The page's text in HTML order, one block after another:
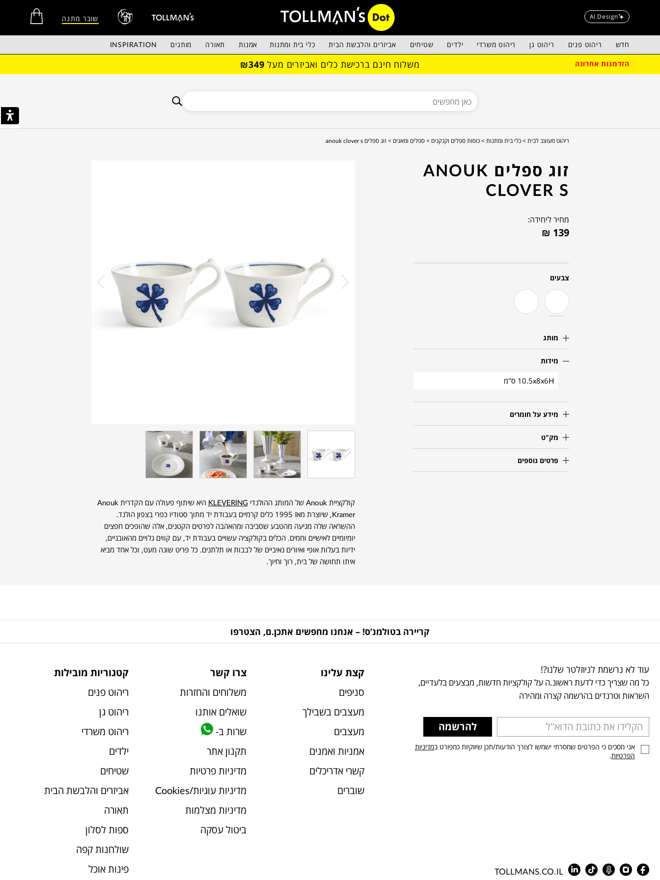
AI Design שובר מתנה
חדש ריהוט פנים ריהוט גן ריהוט משרדי ילדים שטיחים אביזרים והלבשת הבית כלי בית ומתנות אמנות תאורה מותגים INSPIRATION
הזדמנות אחרונה משלוח חינם ברכישת כלים ואביזרים מעל ₪349
ריהוט מעוצב לבית > כלי בית ומתנות > כוסות ספלים וקנקנים > ספלים ומאגים > זוג ספלים anouk clover s
זוג ספלים ANOUK
CLOVER S
מחיר ליחידה:
₪ 139
צבעים
מותג
מידות
10.5x8x6H ס"מ
מידע על חומרים
מק"ט
פרטים נוספים
קולקציית Anouk של המותג ההולנדי KLEVERING
היא שיתוף פעולה עם הקדרית Anouk
Kramer, שיוצרת מאז 1995 כלים קרמיים בעבודת יד מתוך סטודיו כפרי בצפון הולנד.
ההשראה שלה מגיעה מהטבע שסביבה ומהאהבה לפרטים הקטנים, אלה שהופכים חפצים
יומיומיים לאישיים וחמים. הכלים בקולקציה עשויים בעבודת יד, עם קווים גלויים מהאובניים,
ידיות בעלות אופי ואיורים נאיביים של לבבות או תלתנים. כל פריט שונה מעט, וכל אחד מביא
איתו תחושה של בית, רוך וחיוך.
קריירה בטולמנ’ס! – אנחנו מחפשים אתכן.ם, הצטרפו
עוד לא נרשמת לניוזלטר שלנו?!
כל מה שצריך כדי לדעת ראשונ.ה על קולקציות חדשות, מבצעים בלעדיים,
השראות וטרנדים בהרשמה קצרה ומהירה
להרשמה
אני מסכים כי הפרטים שמסרתי ישמשו לצורך הודעות/תכן שיווקיות כמפורט במדיניות
הפרטיות.
TOLLMANS.CO.IL
קצת עלינו
סניפים
מעצבים בשבילך
מעצבים
אמניות ואמנים
קשרי אדריכלים
שוברים
צרו קשר
משלוחים והחזרות
שואלים אותנו
שרות ב-
תקנון אתר
מדיניות פרטיות
מדיניות עוגיות/Cookies
מדיניות מצלמות
ביטול עסקה
קטגוריות מובילות
ריהוט פנים
ריהוט גן
ריהוט משרדי
ילדים
שטיחים
אביזרים והלבשת הבית
תאורה
ספות לסלון
שולחנות קפה
פינות אוכל